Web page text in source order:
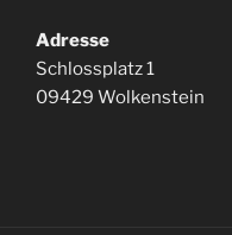
Adresse
Schlossplatz 1
09429 Wolkenstein